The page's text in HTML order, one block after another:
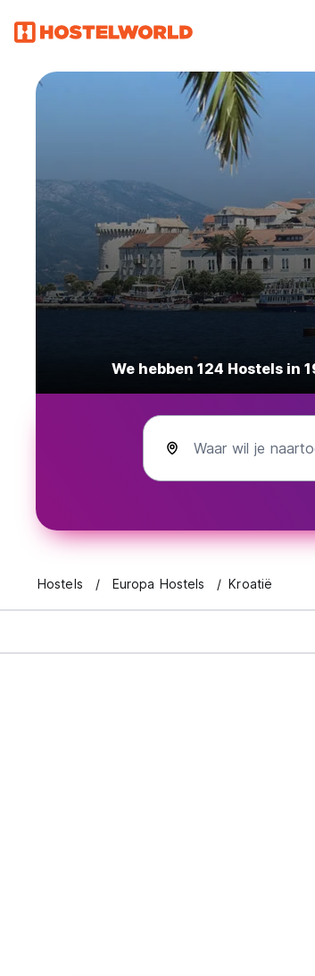
We hebben 124 Hostels in
Waar wil je
Hostels Europa Hostels Kroatië